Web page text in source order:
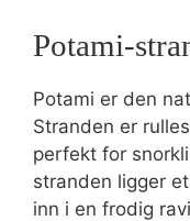
Potami-
Potami er den
Stranden er
perfekt for
stranden ligger
inn i en frodig